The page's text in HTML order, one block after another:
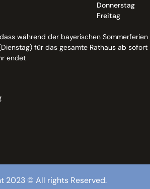
Donnerstag
Freitag
während der bayerischen Sommerferien
für das gesamte Rathaus ab sofort
endet
2023 © All rights Reserved.